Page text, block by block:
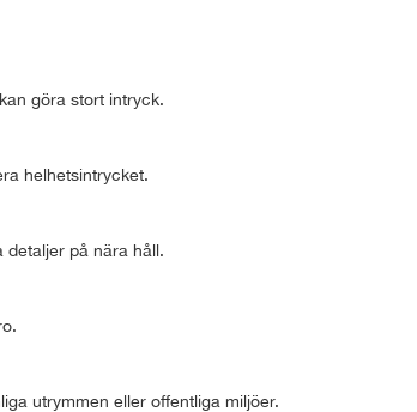
göra stort intryck.
helhetsintrycket.
detaljer på nära håll.
utrymmen eller offentliga miljöer.